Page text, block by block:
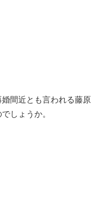
間近とも言われる藤原
しょうか。